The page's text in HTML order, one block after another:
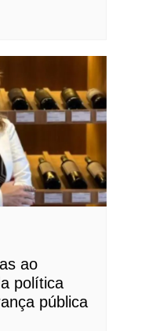
ao
política
pública